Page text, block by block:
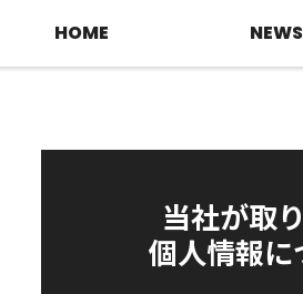
HOME NEWS
当社が取
個人情報に